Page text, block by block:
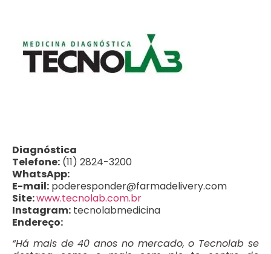
Diagnóstica
Telefone: (11) 2824-3200
WhatsApp:
E-mail: poderesponder@farmadelivery.com
Site:www.tecnolab.com.br
Instagram: tecnolabmedicina
Endereço:
“Há mais de 40 anos no mercado, o Tecnolab se